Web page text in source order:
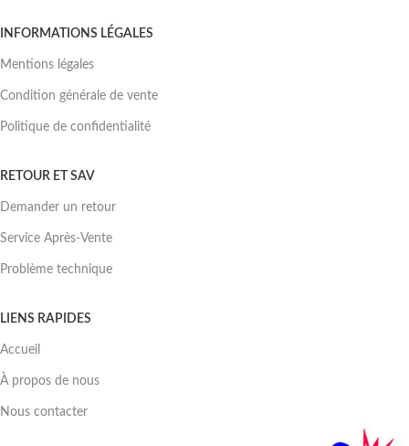
INFORMATIONS LÉGALES
Mentions légales
Condition générale de vente
Politique de confidentialité
RETOUR ET SAV
Demander un retour
Service Après-Vente
Problème technique
LIENS RAPIDES
Accueil
À propos de nous
Nous contacter